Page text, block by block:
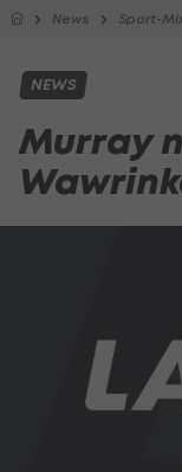
News Sport-
NEWS
Murray